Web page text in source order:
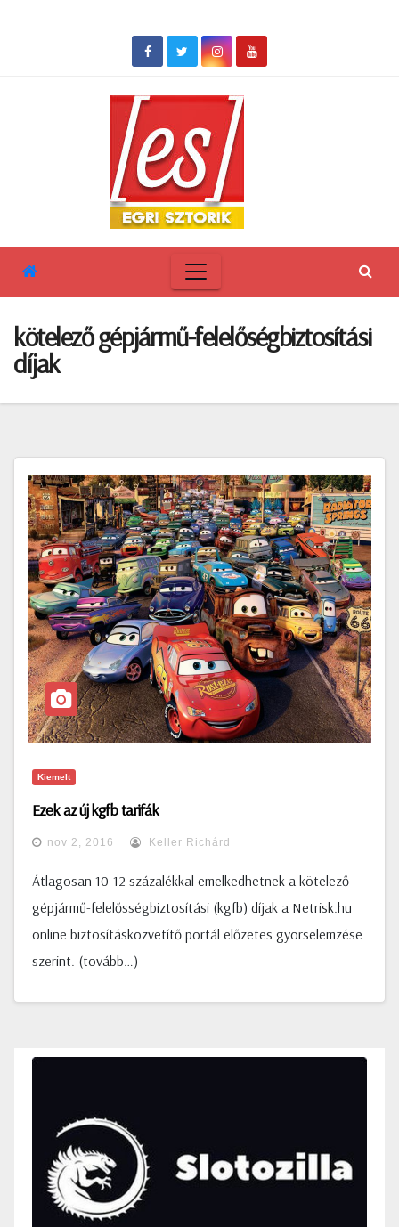
kötelező gépjármű-felelőségbiztosítási
díjak
Kiemelt
Ezek az új kgfb tarifák
nov 2, 2016 Keller Richárd
Átlagosan 10-12 százalékkal emelkedhetnek a kötelező
gépjármű-felelősségbiztosítási (kgfb) díjak a Netrisk.hu
online biztosításközvetítő portál előzetes gyorselemzése
szerint. (tovább…)